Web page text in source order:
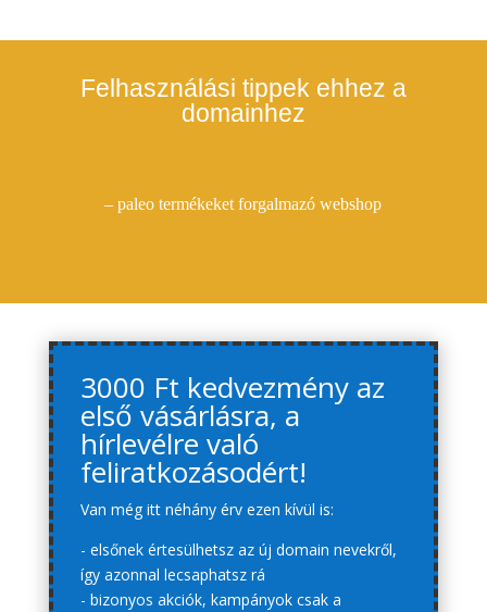
Felhasználási tippek ehhez a
domainhez
– paleo termékeket forgalmazó webshop
3000 Ft kedvezmény az
első vásárlásra, a
hírlevélre való
feliratkozásodért!
Van még itt néhány érv ezen kívül is:
- elsőnek értesülhetsz az új domain nevekről,
így azonnal lecsaphatsz rá
- bizonyos akciók, kampányok csak a